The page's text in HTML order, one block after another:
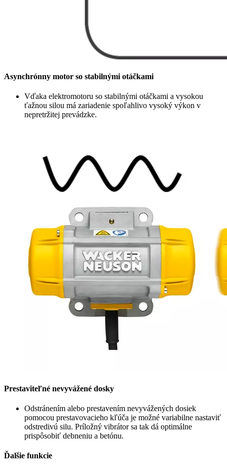
Asynchrónny motor so stabilnými otáčkami
Vďaka elektromotoru so stabilnými otáčkami a vysokou
ťažnou silou má zariadenie spoľahlivo vysoký výkon v
nepretržitej prevádzke.
Prestaviteľné nevyvážené dosky
Odstránením alebo prestavením nevyvážených dosiek
pomocou prestavovacieho kľúča je možné variabilne nastaviť
odstredivú silu. Príložný vibrátor sa tak dá optimálne
prispôsobiť debneniu a betónu.
Ďalšie funkcie